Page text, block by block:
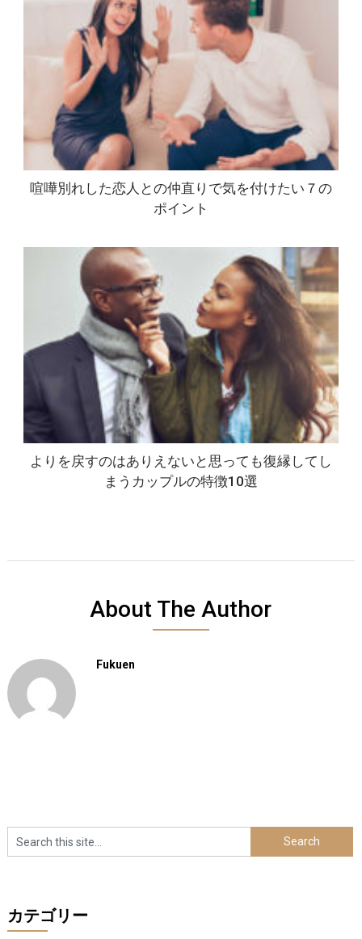
喧嘩別れした恋人との仲直りで気を付けたい７の
ポイント
よりを戻すのはありえないと思っても復縁してし
まうカップルの特徴10選
About The Author
Fukuen
カテゴリー